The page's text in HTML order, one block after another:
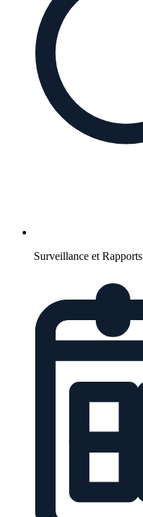
Surveillance et Rapports